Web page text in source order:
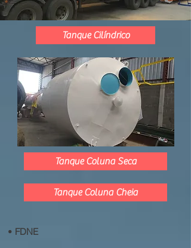
Tanque Cilíndrico
Tanque Coluna Seca
Tanque Coluna Cheia
• FDNE